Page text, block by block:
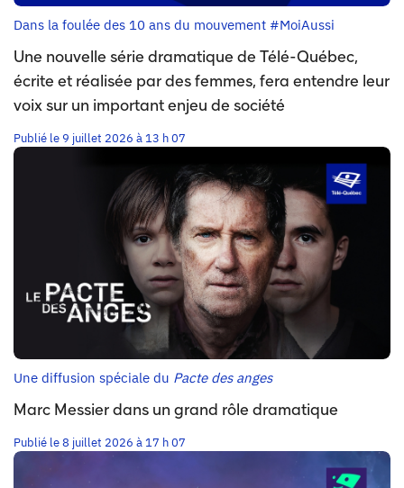
Dans la foulée des 10 ans du mouvement #MoiAussi
Une nouvelle série dramatique de Télé-Québec,
écrite et réalisée par des femmes, fera entendre leur
voix sur un important enjeu de société
Publié le 9 juillet 2026 à 13 h 07
Une diffusion spéciale du Pacte des anges
Marc Messier dans un grand rôle dramatique
Publié le 8 juillet 2026 à 17 h 07